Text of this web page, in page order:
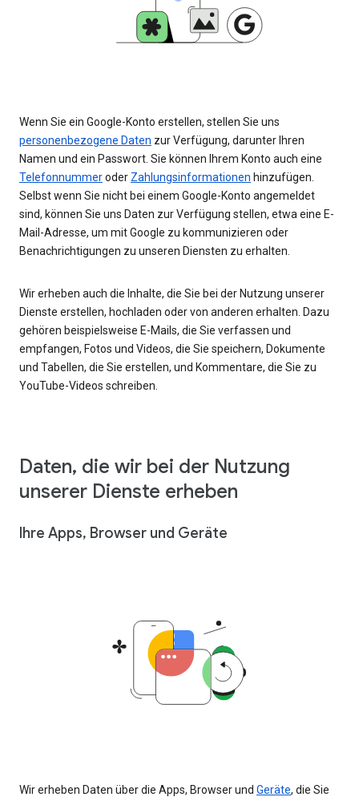
Wenn Sie ein Google-Konto erstellen, stellen Sie uns
personenbezogene Daten zur Verfügung, darunter Ihren
Namen und ein Passwort. Sie können Ihrem Konto auch eine
Telefonnummeroder Zahlungsinformationen hinzufügen.
Selbst wenn Sie nicht bei einem Google-Konto angemeldet
sind, können Sie uns Daten zur Verfügung stellen, etwa eine E-
Mail-Adresse, um mit Google zu kommunizieren oder
Benachrichtigungen zu unseren Diensten zu erhalten.
Wir erheben auch die Inhalte, die Sie bei der Nutzung unserer
Dienste erstellen, hochladen oder von anderen erhalten. Dazu
gehören beispielsweise E-Mails, die Sie verfassen und
empfangen, Fotos und Videos, die Sie speichern, Dokumente
und Tabellen, die Sie erstellen, und Kommentare, die Sie zu
YouTube-Videos schreiben.
Daten, die wir bei der Nutzung
unserer Dienste erheben
Ihre Apps, Browser und Geräte
Wir erheben Daten über die Apps, Browser und Geräte, die Sie